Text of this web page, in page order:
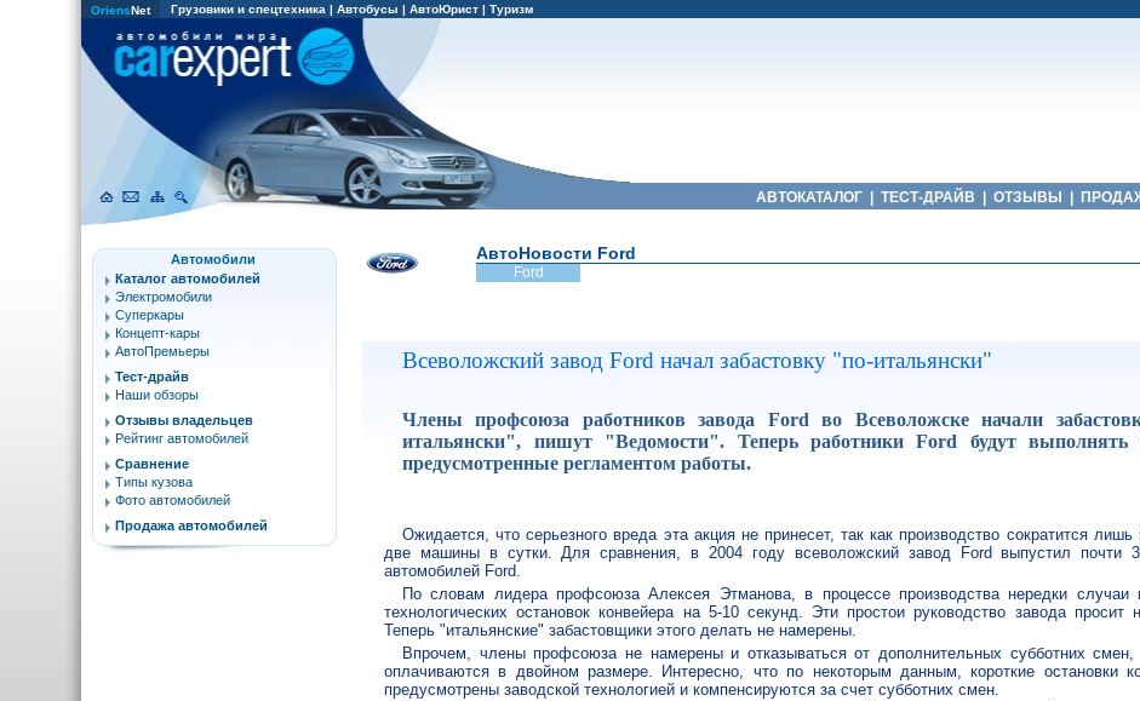
OriensNet Грузовики и спецтехника | Автобусы | АвтоЮрист | Туризм
АВТОКАТАЛОГ ТЕСТ-ДРАЙВ ОТЗЫВЫ
АвтоНовости Ford
Ford
Всеволожский завод Ford начал забастовку "по-итальянски"
Члены профсоюза работников завода Ford во Всеволожске начали
итальянски", пишут "Ведомости". Теперь работники Ford будут выполнять
предусмотренные регламентом работы.
Ожидается, что серьезного вреда эта акция не принесет, так как производство сократится лишь
две машины в сутки. Для сравнения, в 2004 году всеволожский завод Ford выпустил почти
автомобилей Ford.
По словам лидера профсоюза Алексея Этманова, в процессе производства нередки случаи
технологических остановок конвейера на 5-10 секунд. Эти простои руководство завода просит
Теперь "итальянские" забастовщики этого делать не намерены.
Впрочем, члены профсоюза не намерены и отказываться от дополнительных субботних смен,
оплачиваются в двойном размере. Интересно, что по некоторым данным, короткие остановки
предусмотрены заводской технологией и компенсируются за счет субботних смен.
Автомобили
Каталог автомобилей
Электромобили
Суперкары
Концепт-кары
АвтоПремьеры
Тест-драйв
Наши обзоры
Отзывы владельцев
Рейтинг автомобилей
Сравнение
Типы кузова
Фото автомобилей
Продажа автомобилей